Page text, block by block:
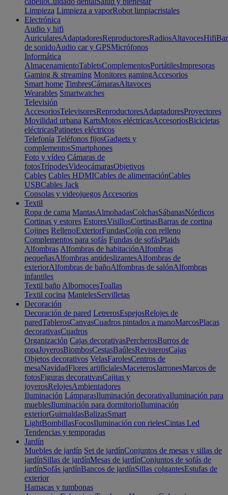
Limpieza Limpieza a vaporRobot limpiacristales
Electrónica
Audio y hifi
AuricularesAdaptadoresReproductoresRadiosAltavocesHifi
de sonidoAudio car y GPSMicrófonos
Informática
AlmacenamientoTabletsComplementosPortátilesImpresoras
Gaming & streaming Monitores gamingAccesorios
Smart home TimbresCámarasAltavoces
Wearables Smartwatches
Televisión
AccesoriosTelevisoresReproductoresAdaptadoresProyectores
Movilidad urbana KartsMotos eléctricasAccesoriosBicicletas
eléctricasPatinetes eléctricos
Telefonía Teléfonos fijosGadgets y
complementosSmartphones
Foto y vídeo Cámaras de
fotosTrípodesVideocámarasObjetivos
Cables Cables HDMICables de alimentaciónCables
USBCables Jack
Consolas y videojuegos Accesorios
Textil
Ropa de cama MantasAlmohadasColchasSábanasNórdicos
Cortinas y estores EstoresVisillosCortinasBarras de cortina
Cojines RellenoExteriorFundasCojín con relleno
Complementos para sofás Fundas de sofásPlaids
Alfombras Alfombras de habitaciónAlfombras
pequeñasAlfombras antideslizantesAlfombras de
exteriorAlfombras de bañoAlfombras de salónAlfombras
infantiles
Textil baño AlbornocesToallas
Textil cocina MantelesServilletas
Decoración
Decoración de pared LetrerosEspejosRelojes de
paredTablerosCanvasCuadros pintados a manoMarcosPlacas
decorativasCuadros
Organización Cajas decorativasPercherosBurros de
ropaJoyerosBiombosCestasBaúlesRevisterosCajas
Objetos decorativos VelasFarolesCentros de
mesaNavidadFlores artificialesMaceterosJarronesMarcos de
fotosFiguras decorativasCajitas y
joyerosRelojesAmbientadores
Iluminación LámparasIluminación decorativaIluminación para
mueblesIluminación para dormitorioIluminación
exteriorGuirnaldasBalizasSmart
LightBombillasFocosIluminación con rielesCintas Led
Tendencias y temporadas
Jardín
Muebles de jardín Set de jardínConjuntos de mesas y sillas de
jardínSillas de jardínMesas de jardínConjuntos de sofás de
jardínSofás jardínBancos de jardínSillas colgantesEstufas de
exterior
Hamacas y tumbonas